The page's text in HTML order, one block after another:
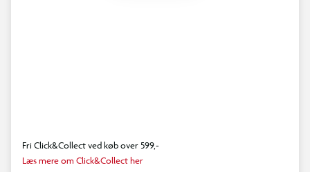
Fri Click&Collect ved køb over 599,-
Læs mere om Click&Collect her